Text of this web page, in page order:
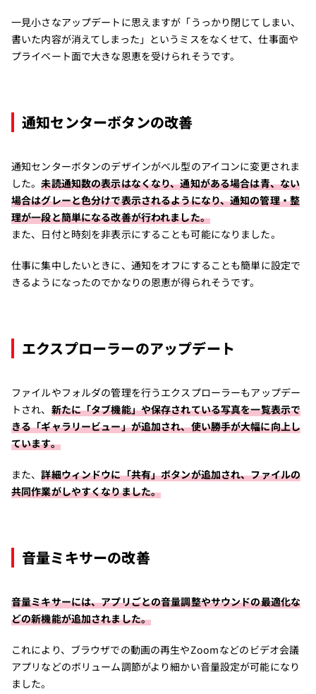
一見小さなアップデートに思えますが「うっかり閉じてしまい、
書いた内容が消えてしまった」というミスをなくせて、仕事面や
プライベート面で大きな恩恵を受けられそうです。
通知センターボタンの改善
通知センターボタンのデザインがベル型のアイコンに変更されま
した。未読通知数の表示はなくなり、通知がある場合は青、ない
場合はグレーと色分けで表示されるようになり、通知の管理・整
理が一段と簡単になる改善が行われました。
また、日付と時刻を非表示にすることも可能になりました。
仕事に集中したいときに、通知をオフにすることも簡単に設定で
きるようになったのでかなりの恩恵が得られそうです。
エクスプローラーのアップデート
ファイルやフォルダの管理を行うエクスプローラーもアップデー
トされ、 新たに「タブ機能」や保存されている写真を一覧表示で
きる「ギャラリービュー」が追加され、使い勝手が大幅に向上し
ています。
また、詳細ウィンドウに「共有」ボタンが追加され、ファイルの
共同作業がしやすくなりました。
音量ミキサーの改善
音量ミキサーには、アプリごとの音量調整やサウンドの最適化な
どの新機能が追加されました。
これにより、ブラウザでの動画の再生やZoomなどのビデオ会議
アプリなどのボリューム調節がより細かい音量設定が可能になり
ました。